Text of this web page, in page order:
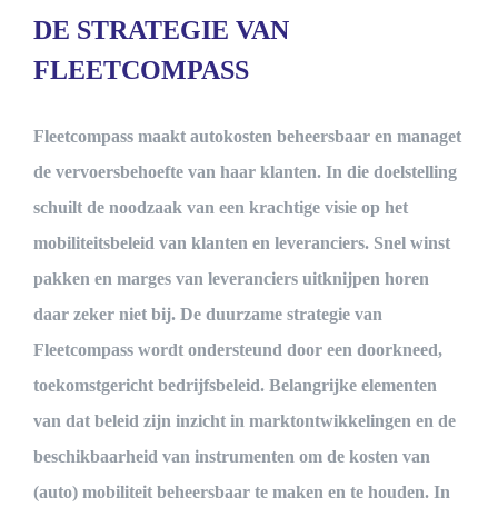
DE STRATEGIE VAN
FLEETCOMPASS
Fleetcompass maakt autokosten beheersbaar en managet
de vervoersbehoefte van haar klanten. In die doelstelling
schuilt de noodzaak van een krachtige visie op het
mobiliteitsbeleid van klanten en leveranciers. Snel winst
pakken en marges van leveranciers uitknijpen horen
daar zeker niet bij. De duurzame strategie van
Fleetcompass wordt ondersteund door een doorkneed,
toekomstgericht bedrijfsbeleid. Belangrijke elementen
van dat beleid zijn inzicht in marktontwikkelingen en de
beschikbaarheid van instrumenten om de kosten van
(auto) mobiliteit beheersbaar te maken en te houden. In